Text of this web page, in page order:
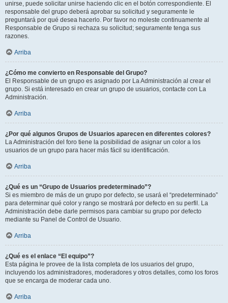
unirse, puede solicitar unirse haciendo clic en el botón correspondiente. El
responsable del grupo deberá aprobar su solicitud y seguramente le
preguntará por qué desea hacerlo. Por favor no moleste continuamente al
Responsable de Grupo si rechaza su solicitud; seguramente tenga sus
razones.
Arriba
¿Cómo me convierto en Responsable del Grupo?
El Responsable de un grupo es asignado por La Administración al crear el
grupo. Si está interesado en crear un grupo de usuarios, contacte con La
Administración.
Arriba
¿Por qué algunos Grupos de Usuarios aparecen en diferentes colores?
La Administración del foro tiene la posibilidad de asignar un color a los
usuarios de un grupo para hacer más fácil su identificación.
Arriba
¿Qué es un “Grupo de Usuarios predeterminado”?
Si es miembro de más de un grupo por defecto, se usará el “predeterminado”
para determinar qué color y rango se mostrará por defecto en su perfil. La
Administración debe darle permisos para cambiar su grupo por defecto
mediante su Panel de Control de Usuario.
Arriba
¿Qué es el enlace “El equipo”?
Esta página le provee de la lista completa de los usuarios del grupo,
incluyendo los administradores, moderadores y otros detalles, como los foros
que se encarga de moderar cada uno.
Arriba